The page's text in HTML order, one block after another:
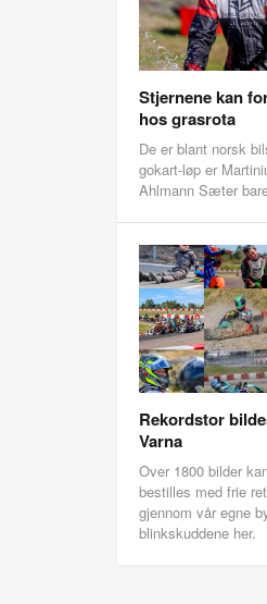
Stjernene kan
hos grasrota
De er blant norsk
gokart-løp er
Ahlmann Sæter
Rekordstor
Varna
Over 1800 bilder
bestilles med frie
gjennom vår egne
blinkskuddene her.